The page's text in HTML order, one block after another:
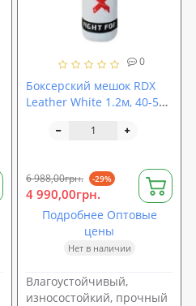
0
Боксерский мешок RDX
Leather White 1.2м, 40-50
6 988,00грн. -29%
4 990,00грн.
Подробнее Оптовые
цены
Нет в наличии
Влагоустойчивый,
износостойкий, прочный